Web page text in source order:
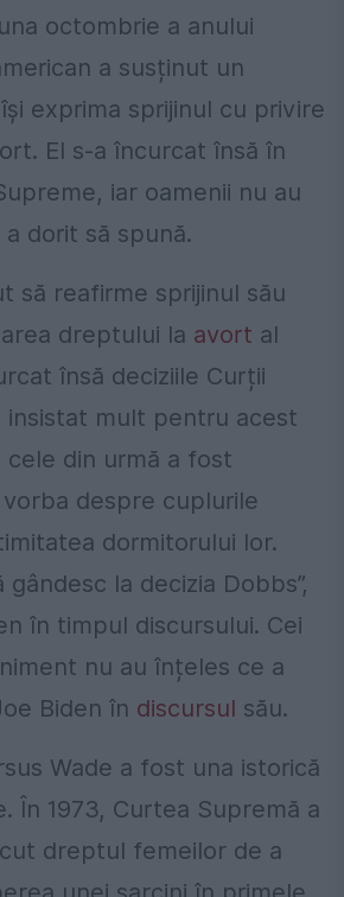
octombrie a anului
a susținut un
exprima sprijinul cu privire
El s-a încurcat însă în
iar oamenii nu au
dorit să spună.
să reafirme sprijinul său
dreptului la avort al
însă deciziile Curții
insistat mult pentru acest
cele din urmă a fost
despre cuplurile
dormitorului lor.
la decizia Dobbs”,
în timpul discursului. Cei
nu au înțeles ce a
Biden în discursul său.
Wade a fost una istorică
În 1973, Curtea Supremă a
dreptul femeilor de a